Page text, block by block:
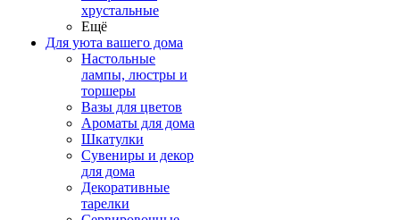
хрустальные
Ещё
Для уюта вашего дома
Настольные
лампы, люстры и
торшеры
Вазы для цветов
Ароматы для дома
Шкатулки
Сувениры и декор
для дома
Декоративные
тарелки